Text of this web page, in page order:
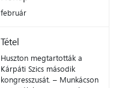
február
Tétel
Huszton megtartották a
Kárpáti Szics második
kongresszusát. – Munkácson